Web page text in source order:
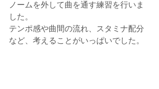
ノームを外して曲を通す練習を行いま
した。
テンポ感や曲間の流れ、スタミナ配分
など、考えることがいっぱいでした。